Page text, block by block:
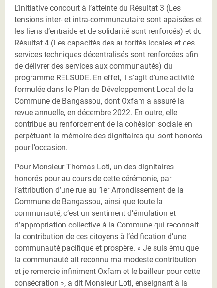
L’initiative concourt à l’atteinte du Résultat 3 (Les
tensions inter- et intra-communautaire sont apaisées et
les liens d’entraide et de solidarité sont renforcés) et du
Résultat 4 (Les capacités des autorités locales et des
services techniques décentralisés sont renforcées afin
de délivrer des services aux communautés) du
programme RELSUDE. En effet, il s’agit d’une activité
formulée dans le Plan de Développement Local de la
Commune de Bangassou, dont Oxfam a assuré la
revue annuelle, en décembre 2022. En outre, elle
contribue au renforcement de la cohésion sociale en
perpétuant la mémoire des dignitaires qui sont honorés
pour l’occasion.
Pour Monsieur Thomas Loti, un des dignitaires
honorés pour au cours de cette cérémonie, par
l’attribution d’une rue au 1er Arrondissement de la
Commune de Bangassou, ainsi que toute la
communauté, c’est un sentiment d’émulation et
d’appropriation collective à la Commune qui reconnait
la contribution de ces citoyens à l’édification d’une
communauté pacifique et prospère. « Je suis ému que
la communauté ait reconnu ma modeste contribution
et je remercie infiniment Oxfam et le bailleur pour cette
consécration », a dit Monsieur Loti, enseignant à la